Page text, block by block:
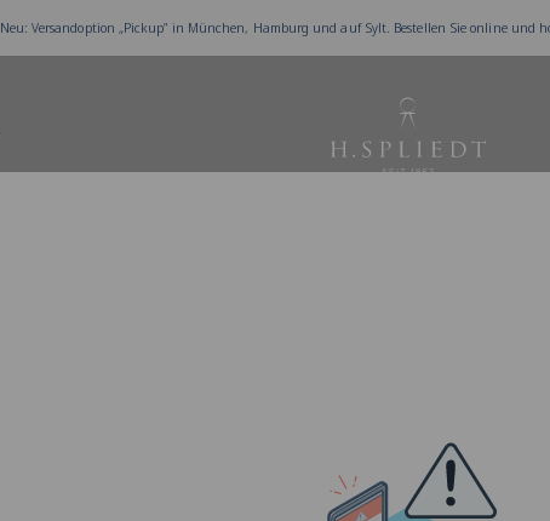
Neu: Versandoption „Pickup” in München, Hamburg und auf Sylt. Bestellen Sie online und
Juwelier Spliedt